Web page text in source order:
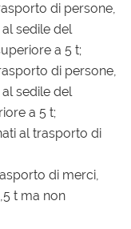
di persone,
sedile del
a 5 t;
di persone,
sedile del
a 5 t;
al trasporto di
di merci,
t ma non